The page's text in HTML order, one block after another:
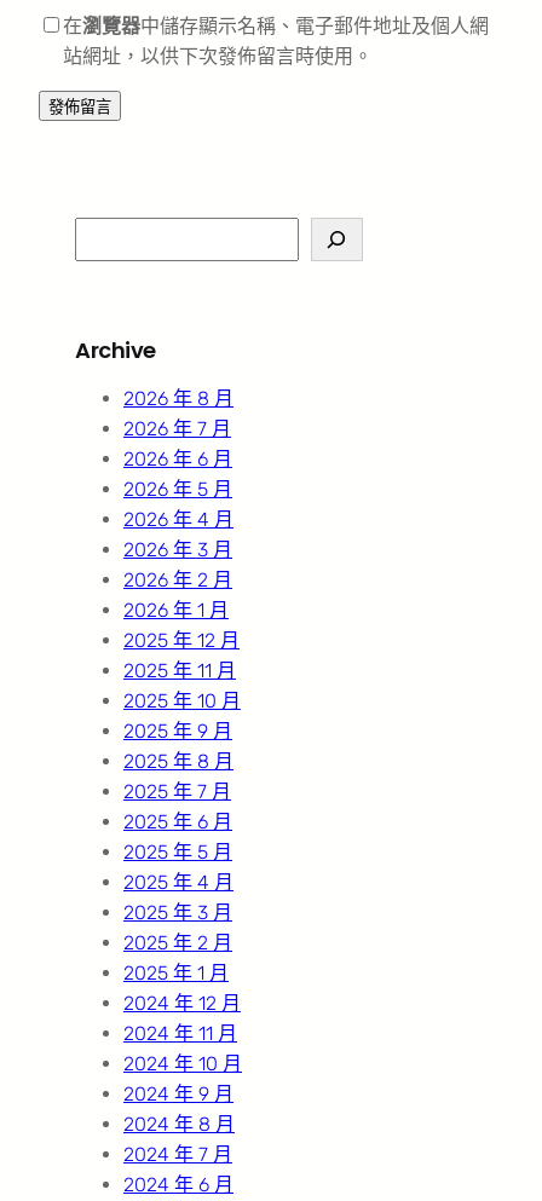
在瀏覽器中儲存顯示名稱、電子郵件地址及個人網
站網址，以供下次發佈留言時使用。
e
c
Archive
2026 年 8 月
2026 年 7 月
2026 年 6 月
2026 年 5 月
2026 年 4 月
2026 年 3 月
2026 年 2 月
2026 年 1 月
2025 年 12 月
2025 年 11 月
2025 年 10 月
2025 年 9 月
2025 年 8 月
2025 年 7 月
2025 年 6 月
2025 年 5 月
2025 年 4 月
2025 年 3 月
2025 年 2 月
2025 年 1 月
2024 年 12 月
2024 年 11 月
2024 年 10 月
2024 年 9 月
2024 年 8 月
2024 年 7 月
2024 年 6 月